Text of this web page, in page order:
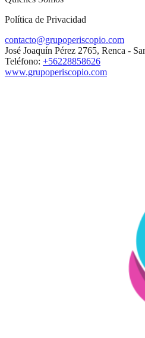
Política de Privacidad
contacto@grupoperiscopio.com
José Joaquín Pérez 2765, Renca -
Teléfono: +56228858626
www.grupoperiscopio.com